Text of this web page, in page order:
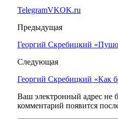
TelegramVKOK.ru
Предыдущая
Георгий Скребицкий
Следующая
Георгий Скребицкий «Как
Ваш электронный адрес не
комментарий появится